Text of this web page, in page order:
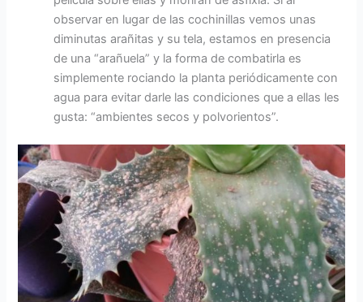
observar en lugar de las cochinillas vemos unas
diminutas arañitas y su tela, estamos en presencia
de una “arañuela” y la forma de combatirla es
simplemente rociando la planta periódicamente con
agua para evitar darle las condiciones que a ellas les
gusta: “ambientes secos y polvorientos”.